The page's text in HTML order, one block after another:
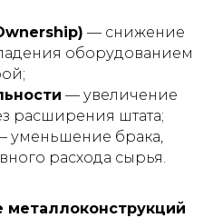
— снижение
оборудованием
— увеличение
расширения штата;
уменьшение брака,
расхода сырья.
металлоконструкций